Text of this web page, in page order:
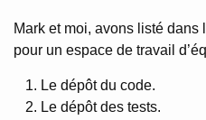
Mark et moi, avons listé
pour un espace de travail
Le dépôt du code.
Le dépôt des tests.